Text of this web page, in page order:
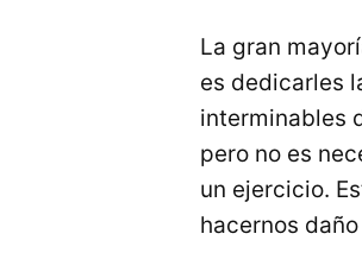
La gran
es dedicarles
interminables
pero no es
un ejercicio.
hacernos